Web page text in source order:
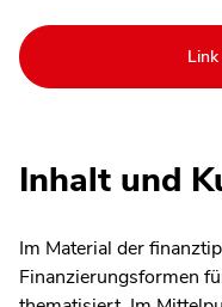
Inhalt und
Im Material der
Finanzierungsformen